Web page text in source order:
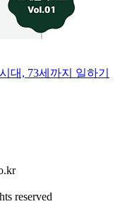
대, 73세까지 일하기
reserved